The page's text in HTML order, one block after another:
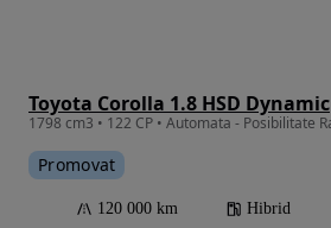
Toyota Corolla 1.8 HSD Dynamic
Promovat
120 000 km Hibrid